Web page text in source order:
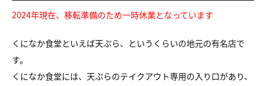
2024年現在、移転準備のため一時休業となっています
くになか食堂といえば天ぷら、というくらいの地元の有名店で
す。
くになか食堂には、天ぷらのテイクアウト専用の入り口があり、